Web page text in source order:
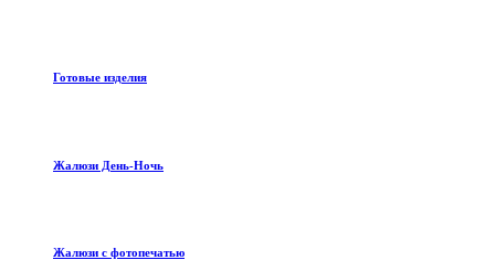
Готовые изделия
Жалюзи День-Ночь
Жалюзи с фотопечатью